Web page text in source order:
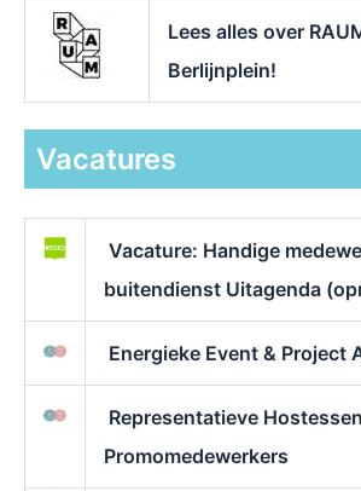
Lees alles over
Berlijnplein!
Vacatures
Vacature: Handige
buitendienst Uitagenda
Energieke Event & Project
Representatieve
Promomedewerkers